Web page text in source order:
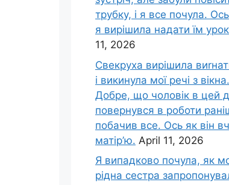
трубку, і я все почула. Ось
я вирішила надати їм
11, 2026
Свекруха вирішила
і викинула мої речі з вікна.
Добре, що чоловік в цей
повернувся в роботи
побачив все. Ось як він
матір’ю. April 11, 2026
Я випадково почула, як
рідна сестра